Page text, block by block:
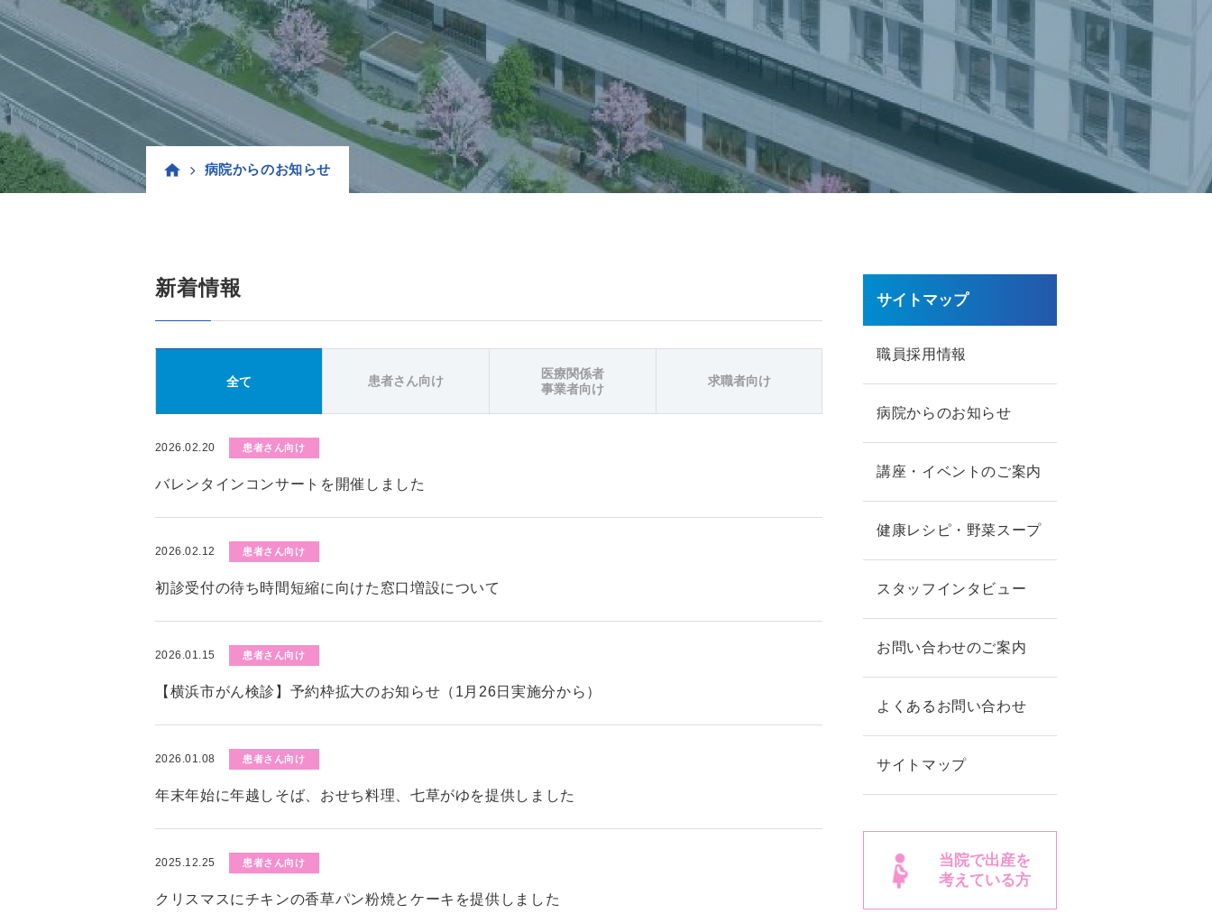
病院からのお知らせ
新着情報
全て 患者さん向け
医療関係者
事業者向け
求職者向け
2026.02.20 患者さん向け
バレンタインコンサートを開催しました
2026.02.12 患者さん向け
初診受付の待ち時間短縮に向けた窓口増設について
2026.01.15 患者さん向け
【横浜市がん検診】予約枠拡大のお知らせ（1月26日実施分から）
2026.01.08 患者さん向け
年末年始に年越しそば、おせち料理、七草がゆを提供しました
2025.12.25 患者さん向け
クリスマスにチキンの香草パン粉焼とケーキを提供しました
サイトマップ
職員採用情報
病院からのお知らせ
講座・イベントのご案内
健康レシピ・野菜スープ
スタッフインタビュー
お問い合わせのご案内
よくあるお問い合わせ
サイトマップ
当院で出産を
考えている方